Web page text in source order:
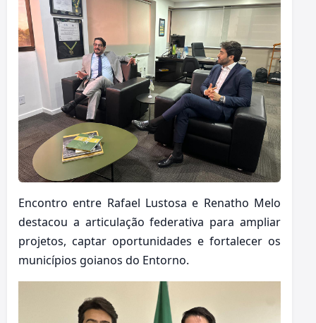
Encontro entre Rafael Lustosa e Renatho Melo
destacou a articulação federativa para ampliar
projetos, captar oportunidades e fortalecer os
municípios goianos do Entorno.